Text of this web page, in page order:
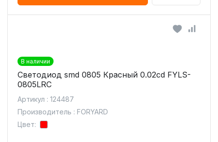
В наличии
Светодиод smd 0805 Красный 0.02cd FYLS-
0805LRC
Артикул : 124487
Производитель : FORYARD
Цвет: